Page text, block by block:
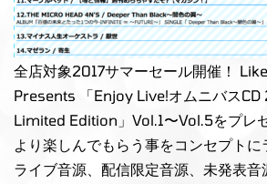
全店対象2017サマーセール開催！
Presents 「Enjoy Live!オムニバス
Limited Edition」Vol.1〜Vol.5をプ
より楽しんでもらう事をコンセプトに
ライブ音源、配信限定音源、未発表音